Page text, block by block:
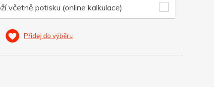
včetně potisku (online kalkulace)
Přidej do výběru